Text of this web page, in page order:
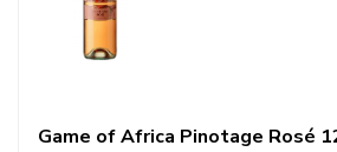
Game of Africa Pinotage Rosé